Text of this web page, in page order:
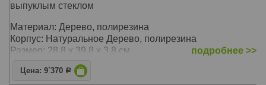
выпуклым стеклом
Материал: Дерево, полирезина
Корпус: Натуральное Дерево, полирезина
Размер: 28,8 х 39,8 х 3,8 см
подробнее >>
Цена: 9`370 Р